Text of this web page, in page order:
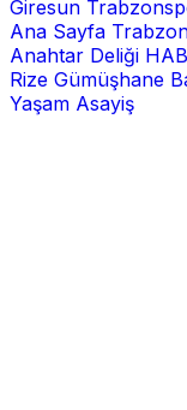
Giresun
Ana Sayfa
Anahtar Deliği
Rize Gümüşhane
Yaşam Asayiş